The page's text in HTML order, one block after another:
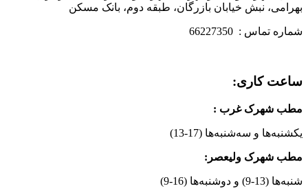
بهرامی، نبش خیابان بازرگان، طبقه دوم، بانک مسکن
شماره تماس : 66227350
ساعت کاری:
مطب شهرک غرب :
یکشنبه‌ها و سه‌شنبه‌ها (17-13)
مطب شهرک ولیعصر:
شنبه‌ها (13-9) و دوشنبه‌ها (16-9)